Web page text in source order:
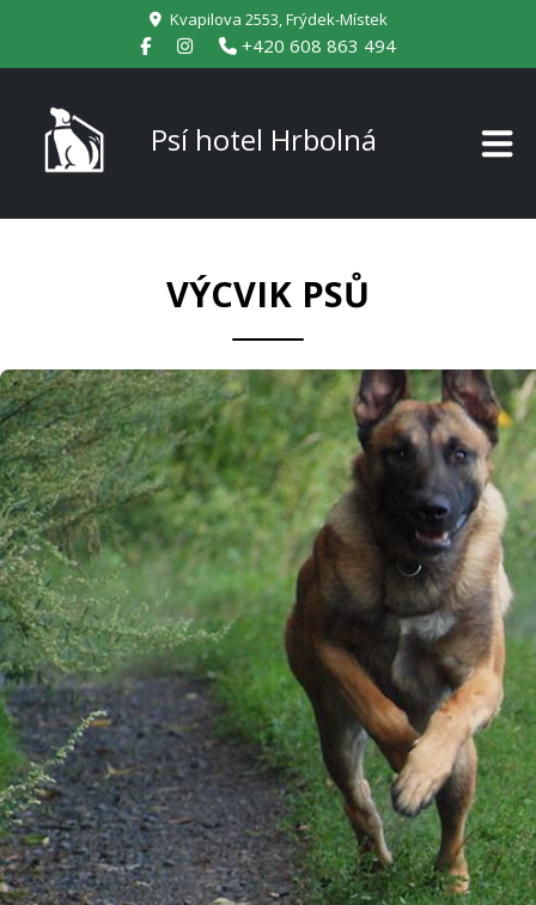
Kvapilova 2553, Frýdek-Místek
+420 608 863 494
Psí hotel Hrbolná
VÝCVIK PSŮ